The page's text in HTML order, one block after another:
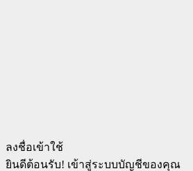
ลงชื่อเข้าใช้
ยินดีต้อนรับ! เข้าสู่ระบบบัญชีของคุณ